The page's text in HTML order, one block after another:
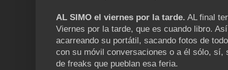
AL SIMO el viernes por la tarde. AL final
Viernes por la tarde, que es cuando libro.
acarreando su portátil, sacando fotos de
con su móvil conversaciones o a él sólo, sí,
de freaks que pueblan esa feria.